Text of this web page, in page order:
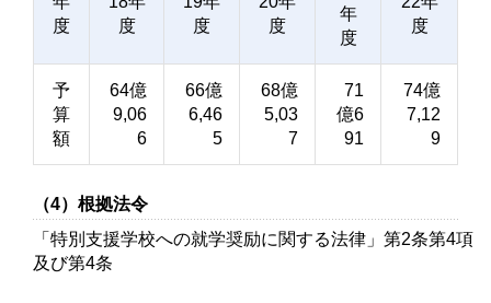
度
度
度
度
年
度
度
予
算
額
64億
9,06
6
66億
6,46
5
68億
5,03
7
71
億6
91
74億
7,12
9
（4）根拠法令
「特別支援学校への就学奨励に関する法律」第2条第4項
及び第4条